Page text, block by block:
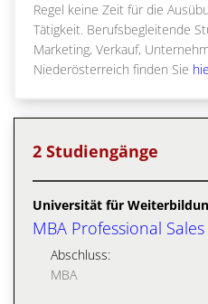
Regel keine Zeit für die
Tätigkeit. Berufsbegleitende
Marketing, Verkauf,
Niederösterreich finden Sie
2 Studiengänge
Universität für
MBA Professional
Abschluss:
MBA